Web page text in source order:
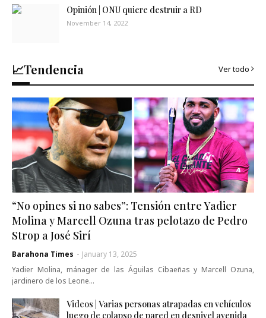
Opinión | ONU quiere destruir a RD
November 14, 2022
📈Tendencia Ver todo
“No opines si no sabes”: Tensión entre Yadier
Molina y Marcell Ozuna tras pelotazo de Pedro
Strop a José Sirí
Barahona Times - January 13, 2025
Yadier Molina, mánager de las Águilas Cibaeñas y Marcell Ozuna,
jardinero de los Leone…
Videos | Varias personas atrapadas en vehículos
luego de colapso de pared en desnivel avenida